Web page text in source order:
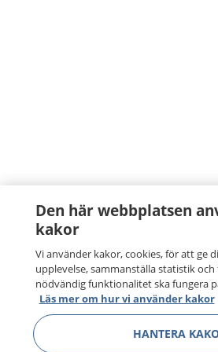
Den här webbplatsen
kakor
Vi använder kakor, cookies, för att ge
upplevelse, sammanställa statistik
nödvändig funktionalitet ska fungera
Läs mer om hur vi använder kakor
HANTERA